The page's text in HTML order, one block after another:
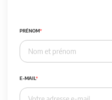
PRÉNOM
E-MAIL